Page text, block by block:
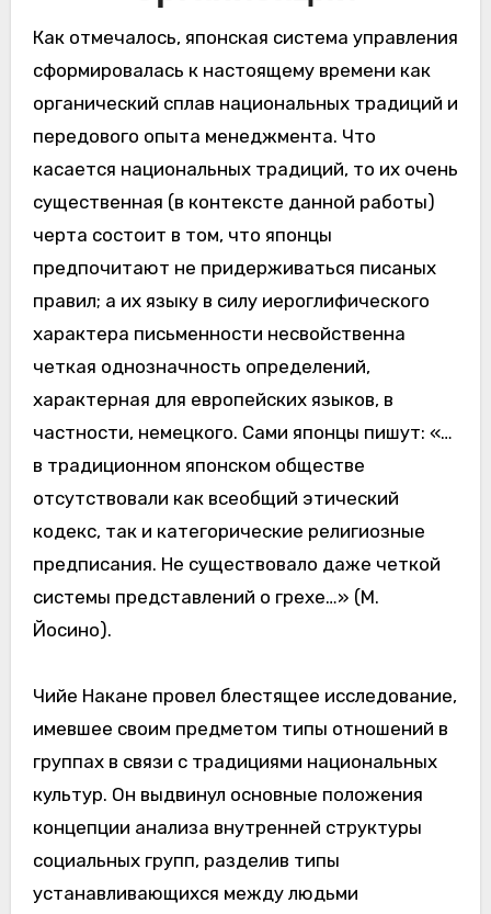
Как отмечалось, японская система управления
сформировалась к настоящему времени как
органический сплав национальных традиций и
передового опыта менеджмента. Что
касается национальных традиций, то их очень
существенная (в контексте данной работы)
черта состоит в том, что японцы
предпочитают не придерживаться писаных
правил; а их языку в силу иероглифического
характера письменности несвойственна
четкая однозначность определений,
характерная для европейских языков, в
частности, немецкого. Сами японцы пишут: «…
в традиционном японском обществе
отсутствовали как всеобщий этический
кодекс, так и категорические религиозные
предписания. Не существовало даже четкой
системы представлений о грехе…» (М.
Йосино).
Чийе Накане провел блестящее исследование,
имевшее своим предметом типы отношений в
группах в связи с традициями национальных
культур. Он выдвинул основные положения
концепции анализа внутренней структуры
социальных групп, разделив типы
устанавливающихся между людьми